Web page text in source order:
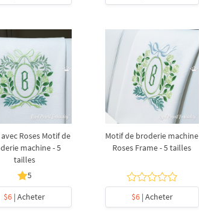
Roses Motif de
machine - 5
tailles
5
$6 | Acheter
Motif de broderie machine
Roses Frame - 5 tailles
$6| Acheter